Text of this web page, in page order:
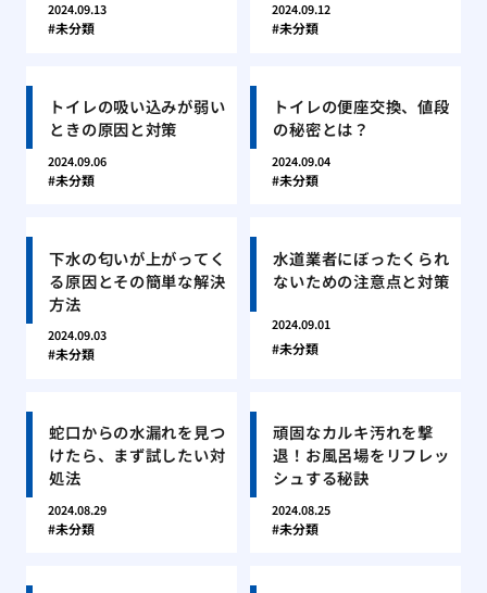
2024.09.13
未分類
2024.09.12
未分類
トイレの吸い込みが弱い
ときの原因と対策
2024.09.06
未分類
トイレの便座交換、値段
の秘密とは？
2024.09.04
未分類
下水の匂いが上がってく
る原因とその簡単な解決
方法
2024.09.03
未分類
水道業者にぼったくられ
ないための注意点と対策
2024.09.01
未分類
蛇口からの水漏れを見つ
けたら、まず試したい対
処法
2024.08.29
未分類
頑固なカルキ汚れを撃
退！お風呂場をリフレッ
シュする秘訣
2024.08.25
未分類